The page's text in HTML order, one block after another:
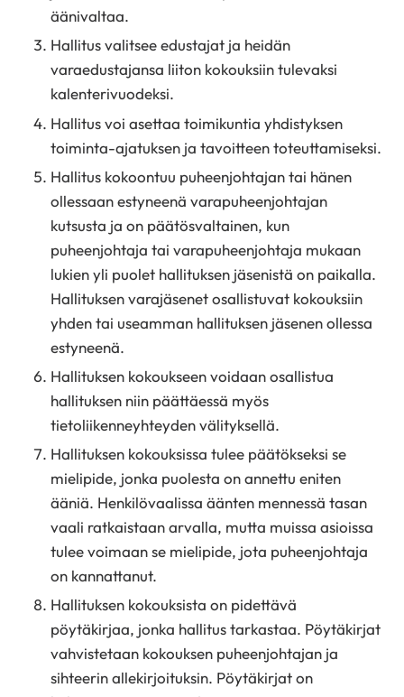
äänivaltaa.
Hallitus valitsee edustajat ja heidän
varaedustajansa liiton kokouksiin tulevaksi
kalenterivuodeksi.
Hallitus voi asettaa toimikuntia yhdistyksen
toiminta-ajatuksen ja tavoitteen toteuttamiseksi.
Hallitus kokoontuu puheenjohtajan tai hänen
ollessaan estyneenä varapuheenjohtajan
kutsusta ja on päätösvaltainen, kun
puheenjohtaja tai varapuheenjohtaja mukaan
lukien yli puolet hallituksen jäsenistä on paikalla.
Hallituksen varajäsenet osallistuvat kokouksiin
yhden tai useamman hallituksen jäsenen ollessa
estyneenä.
Hallituksen kokoukseen voidaan osallistua
hallituksen niin päättäessä myös
tietoliikenneyhteyden välityksellä.
Hallituksen kokouksissa tulee päätökseksi se
mielipide, jonka puolesta on annettu eniten
ääniä. Henkilövaalissa äänten mennessä tasan
vaali ratkaistaan arvalla, mutta muissa asioissa
tulee voimaan se mielipide, jota puheenjohtaja
on kannattanut.
Hallituksen kokouksista on pidettävä
pöytäkirjaa, jonka hallitus tarkastaa. Pöytäkirjat
vahvistetaan kokouksen puheenjohtajan ja
sihteerin allekirjoituksin. Pöytäkirjat on